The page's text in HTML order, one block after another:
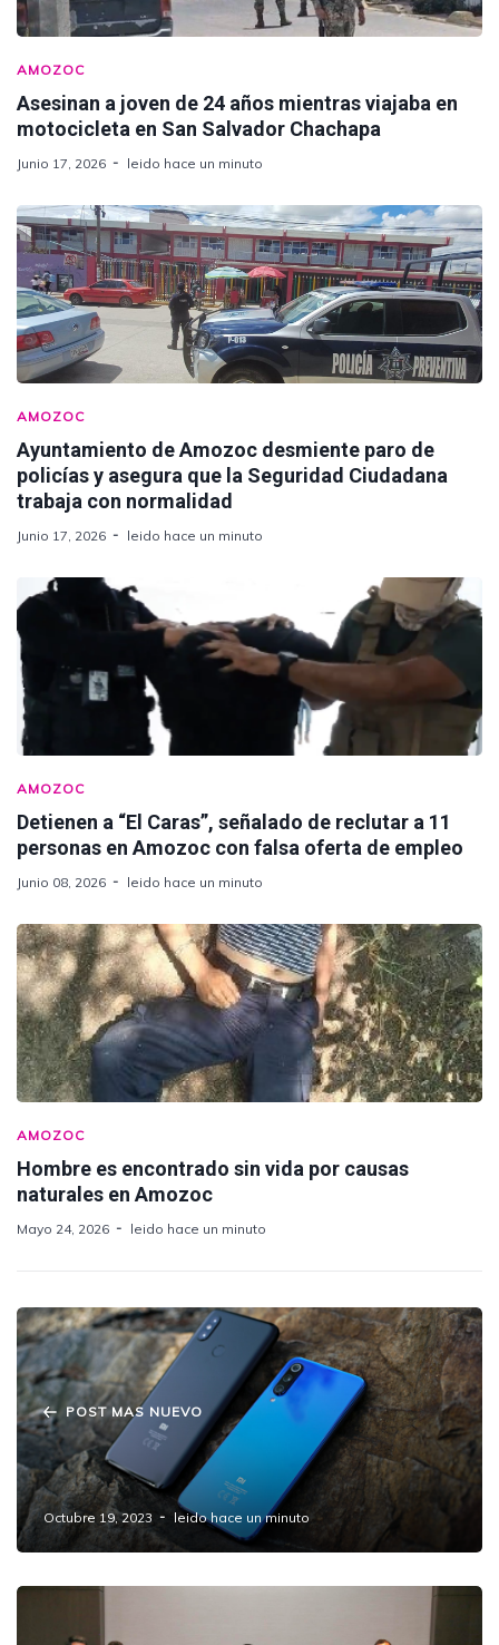
AMOZOC
Asesinan a joven de 24 años mientras viajaba en
motocicleta en San Salvador Chachapa
Junio 17, 2026 leido hace un minuto
AMOZOC
Ayuntamiento de Amozoc desmiente paro de
policías y asegura que la Seguridad Ciudadana
trabaja con normalidad
Junio 17, 2026 leido hace un minuto
AMOZOC
Detienen a “El Caras”, señalado de reclutar a 11
personas en Amozoc con falsa oferta de empleo
Junio 08, 2026 leido hace un minuto
AMOZOC
Hombre es encontrado sin vida por causas
naturales en Amozoc
Mayo 24, 2026 leido hace un minuto
POST MAS NUEVO
Ahora Xiaomi desactivará celulares del
mercado gris en México
Octubre 19, 2023 leido hace un minuto